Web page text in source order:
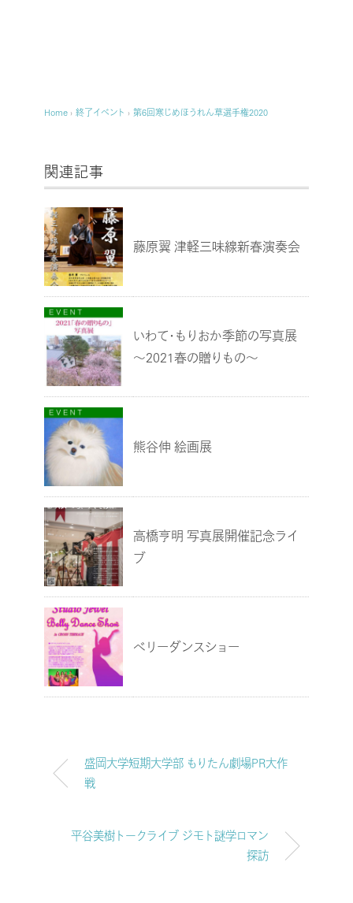
Home › 終了イベント › 第6回寒じめほうれん草選手権2020
関連記事
藤原翼 津軽三味線新春演奏会
いわて・もりおか季節の写真展
～2021春の贈りもの～
熊谷伸 絵画展
高橋亨明 写真展開催記念ライ
ブ
ベリーダンスショー
盛岡大学短期大学部 もりたん劇場PR大作
戦
平谷美樹トークライブ ジモト謎学ロマン
探訪